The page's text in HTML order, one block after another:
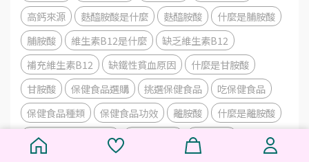
高鈣來源
麩醯胺酸是什麼 麩醯胺酸
什麼是脯胺酸
脯胺酸
維生素B12是什麼
缺乏維生素B12
補充維生素B12
缺鐵性貧血原因
什麼是甘胺酸
甘胺酸
保健食品選購 挑選保健食品
吃保健食品
保健食品種類
保健食品功效 離胺酸
什麼是離胺酸
發泡錠可以直接吃嗎
甲硫胺酸